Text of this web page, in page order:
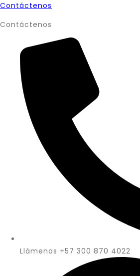
Contáctenos
Contáctenos
Llámenos +57 300 870 4022